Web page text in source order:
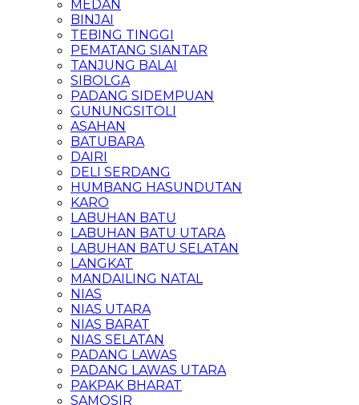
MEDAN
BINJAI
TEBING TINGGI
PEMATANG SIANTAR
TANJUNG BALAI
SIBOLGA
PADANG SIDEMPUAN
GUNUNGSITOLI
ASAHAN
BATUBARA
DAIRI
DELI SERDANG
HUMBANG HASUNDUTAN
KARO
LABUHAN BATU
LABUHAN BATU UTARA
LABUHAN BATU SELATAN
LANGKAT
MANDAILING NATAL
NIAS
NIAS UTARA
NIAS BARAT
NIAS SELATAN
PADANG LAWAS
PADANG LAWAS UTARA
PAKPAK BHARAT
SAMOSIR